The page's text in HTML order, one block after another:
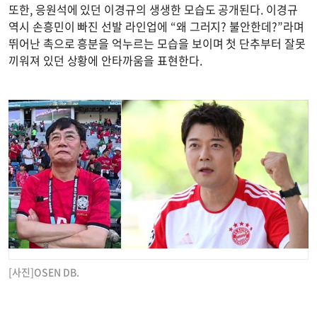
또한, 응원석에 있던 이경규의 생생한 모습도 공개된다. 이경규
역시 손흥민이 빠진 선발 라인업에 “왜 그러지? 불안한데?”라며
뛰어난 촉으로 흥분을 억누르는 모습을 보이며 첫 단추부터 잘못
끼워져 있던 상황에 안타까움을 표현한다.
[사진]OSEN DB.